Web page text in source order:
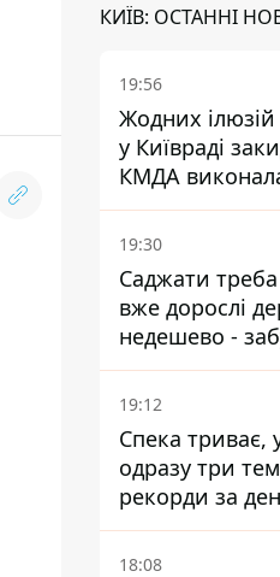
КИЇВ: ОСТАННІ
19:56
Жодних
у Київраді
КМДА
стійкості на
19:30
Саджати
вже дорослі
недешево -
Ніконов
19:12
Спека триває,
одразу три
рекорди за
18:08